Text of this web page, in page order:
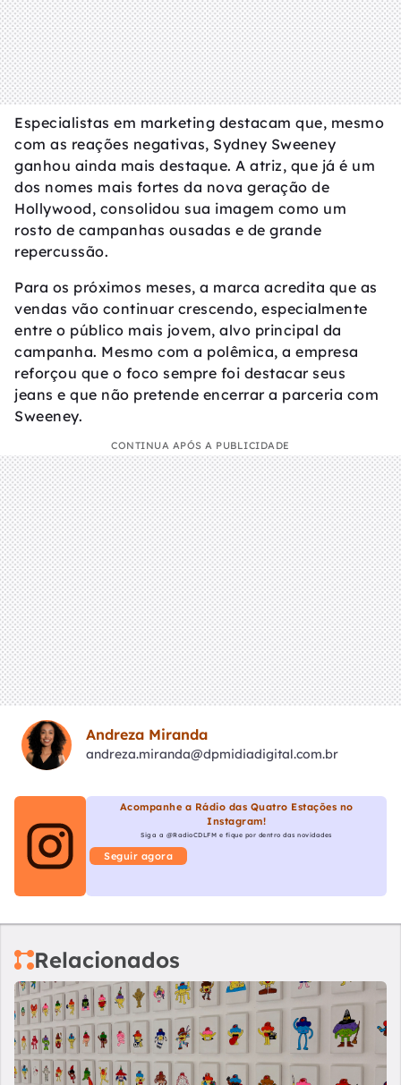
Especialistas em marketing destacam que, mesmo
com as reações negativas, Sydney Sweeney
ganhou ainda mais destaque. A atriz, que já é um
dos nomes mais fortes da nova geração de
Hollywood, consolidou sua imagem como um
rosto de campanhas ousadas e de grande
repercussão.
Para os próximos meses, a marca acredita que as
vendas vão continuar crescendo, especialmente
entre o público mais jovem, alvo principal da
campanha. Mesmo com a polêmica, a empresa
reforçou que o foco sempre foi destacar seus
jeans e que não pretende encerrar a parceria com
Sweeney.
CONTINUA APÓS A PUBLICIDADE
Andreza Miranda
andreza.miranda@dpmidiadigital.com.br
Acompanhe a Rádio das Quatro Estações no
Instagram!
Siga a @RadioCDLFM e fique por dentro das novidades
Seguir agora
Relacionados